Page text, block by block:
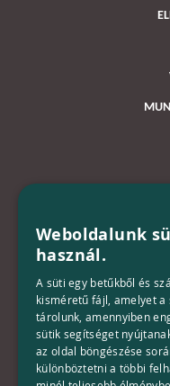
B+N
Weboldalunk
használ.
A süti egy betűkből és
kisméretű fájl, amelyet a
tárolunk, amennyiben
sütik segítséget
az oldal böngészése
különböztetni a többi